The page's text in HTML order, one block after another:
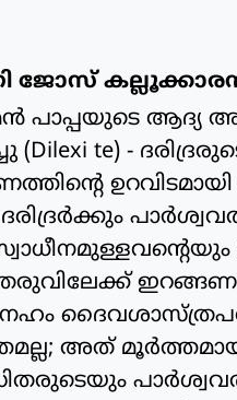
ജോസ്
പാപ്പയുടെ
te) -
ദരിദ്രര്‍ക്കും
തെരുവിലേക്ക്
അത് മൂര്‍ത്തമായ